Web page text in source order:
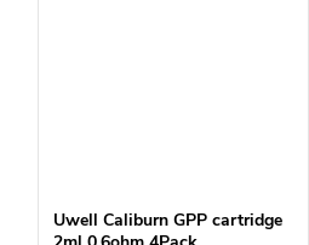
Uwell Caliburn GPP cartridge